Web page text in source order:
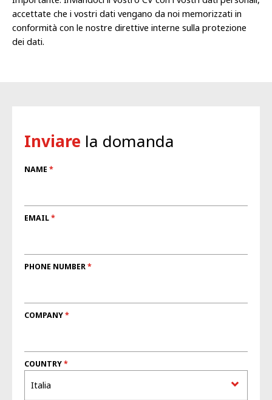
accettate che i vostri dati vengano da noi memorizzati in
conformità con le nostre direttive interne sulla protezione
dei dati.
Inviare la domanda
NAME
EMAIL
PHONE NUMBER
COMPANY
COUNTRY